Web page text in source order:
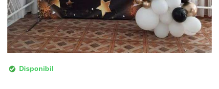
Disponibil